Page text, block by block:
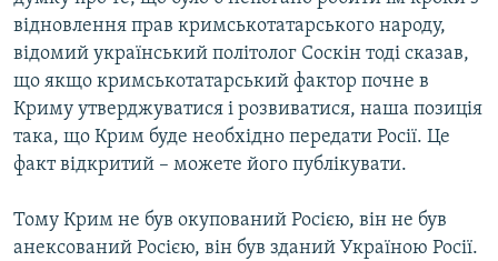
відновлення прав кримськотатарського народу,
відомий український політолог Соскін тоді сказав,
що якщо кримськотатарський фактор почне в
Криму утверджуватися і розвиватися, наша позиція
така, що Крим буде необхідно передати Росії. Це
факт відкритий – можете його публікувати.
Тому Крим не був окупований Росією, він не був
анексований Росією, він був зданий Україною Росії.